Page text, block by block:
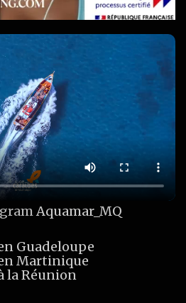
Aquamar_MQ
Guadeloupe
Martinique
la Réunion